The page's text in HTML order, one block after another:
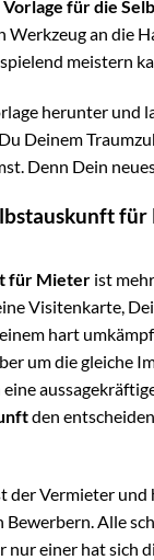
für die
Werkzeug an die
meistern
herunter und
Deinem
Denn Dein
für Mieter ist
Visitenkarte,
hart
um die gleiche
den
der Vermieter und
Bewerbern. Alle
nur einer hat sich